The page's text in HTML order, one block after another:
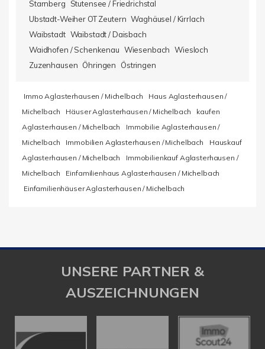
Starnberg
Stutensee / Friedrichstal
Ubstadt-Weiher OT Zeutern Waghäusel / Kirrlach
Waibstadt Waibstadt / Daisbach
Waidhofen / Schenkenau Wiesenbach Wiesloch
Zuzenhausen Öhringen Östringen
Immo Aglasterhausen / Michelbach
Haus Aglasterhausen /
Michelbach
Häuser Aglasterhausen / Michelbach
kaufen
Aglasterhausen / Michelbach
Immobilie Aglasterhausen /
Michelbach
Immobilien Aglasterhausen / Michelbach
Hauskauf
Aglasterhausen / Michelbach
Immobilienkauf Aglasterhausen /
Michelbach
Einfamilienhaus Aglasterhausen / Michelbach
Einfamilienhäuser Aglasterhausen / Michelbach
UNSERE PARTNER &
AUSZEICHNUNGEN